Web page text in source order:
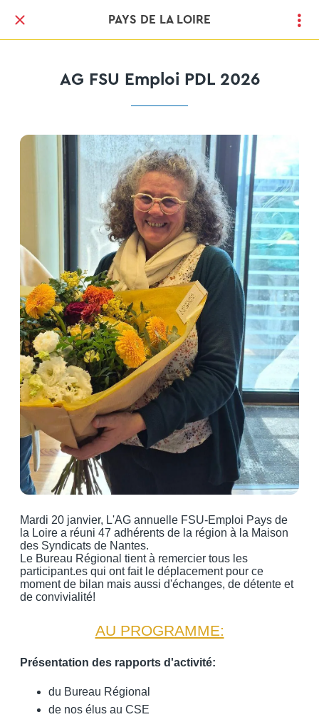
PAYS DE LA LOIRE
AG FSU Emploi PDL 2026
Mardi 20 janvier, L'AG annuelle FSU-Emploi Pays de
la Loire a réuni 47 adhérents de la région à la Maison
des Syndicats de Nantes.
Le Bureau Régional tient à remercier tous les
participant.es qui ont fait le déplacement pour ce
moment de bilan mais aussi d'échanges, de détente et
de convivialité!
AU PROGRAMME:
Présentation des rapports d'activité:
du Bureau Régional
de nos élus au CSE